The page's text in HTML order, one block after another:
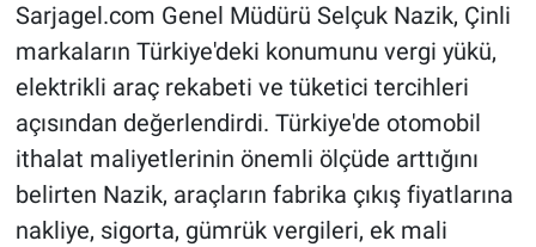
Sarjagel.com Genel Müdürü Selçuk Nazik, Çinli
markaların Türkiye'deki konumunu vergi yükü,
elektrikli araç rekabeti ve tüketici tercihleri
açısından değerlendirdi. Türkiye'de otomobil
ithalat maliyetlerinin önemli ölçüde arttığını
belirten Nazik, araçların fabrika çıkış fiyatlarına
nakliye, sigorta, gümrük vergileri, ek mali